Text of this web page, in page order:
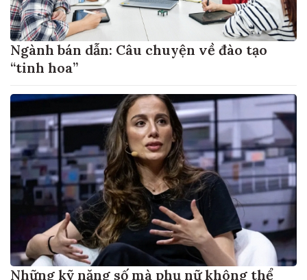
Ngành bán dẫn: Câu chuyện về đào tạo
“tinh hoa”
Những kỹ năng số mà phụ nữ không thể